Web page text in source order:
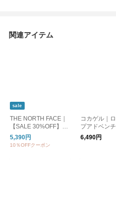
関連アイテム
sale
THE NORTH FACE｜
【SALE 30%OFF】HI
KE Hat ハイクハット
ストローハット ユニ
5,390円
10％OFFクーポン
コカゲル｜
プアドベン
ay ネックシ
き ネックガ
6,490円